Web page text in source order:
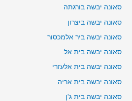
סאונה יבשה בורגתה
סאונה יבשה ביצרון
סאונה יבשה ביר אלמכסור
סאונה יבשה בית אל
סאונה יבשה בית אלעזרי
סאונה יבשה בית אריה
סאונה יבשה בית ג'ן